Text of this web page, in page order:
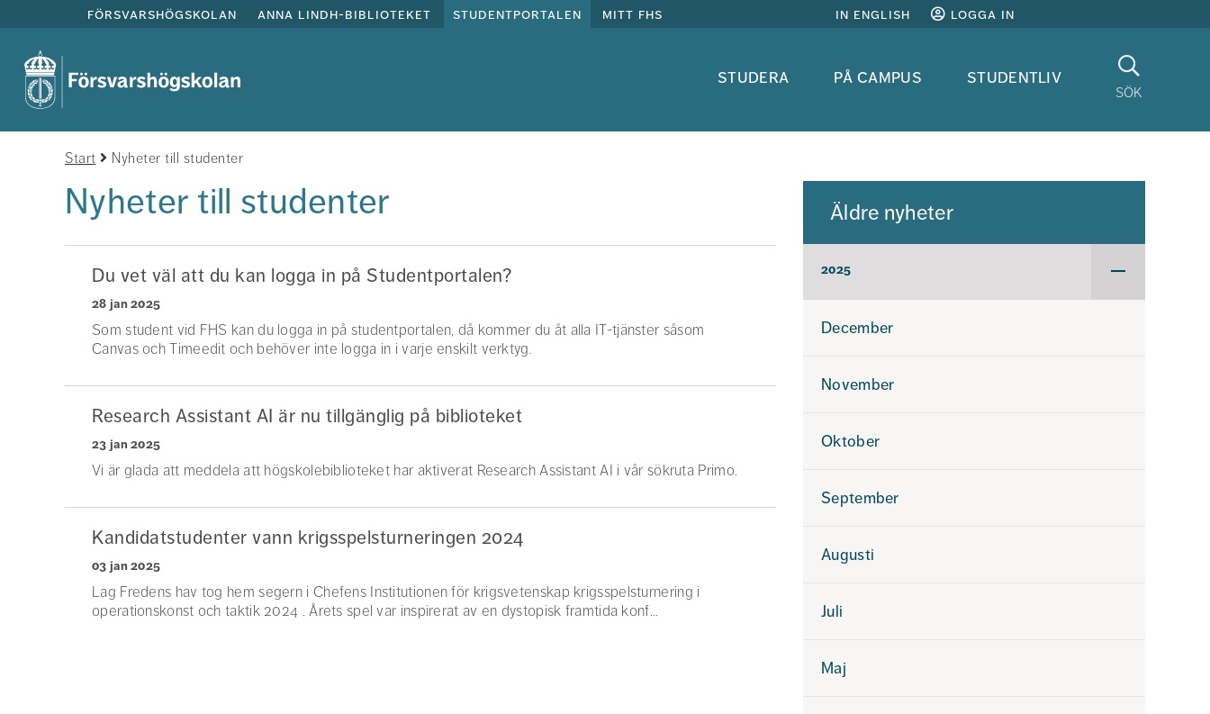
försvarshögskolan anna lindh-biblioteket studentportalen mitt fhs in english logga in
studera på campus studentliv
sök
Sök
Start Nyheter till studenter
Nyheter till studenter
Du vet väl att du kan logga in på Studentportalen?
28 jan 2025
Som student vid FHS kan du logga in på studentportalen, då kommer du åt alla IT-tjänster såsom
Canvas och Timeedit och behöver inte logga in i varje enskilt verktyg.
Research Assistant AI är nu tillgänglig på biblioteket
23 jan 2025
Vi är glada att meddela att högskolebiblioteket har aktiverat Research Assistant AI i vår sökruta Primo.
Kandidatstudenter vann krigsspelsturneringen 2024
03 jan 2025
Lag Fredens hav tog hem segern i Chefens Institutionen för krigsvetenskap krigsspelsturnering i
operationskonst och taktik 2024 . Årets spel var inspirerat av en dystopisk framtida konf...
Äldre nyheter
2025
December
November
Oktober
September
Augusti
Juli
Maj